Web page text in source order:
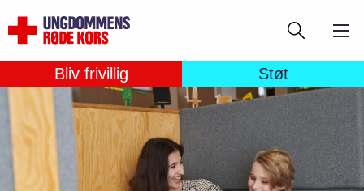
til
hovedindhold
Søg
Bliv frivillig Støt